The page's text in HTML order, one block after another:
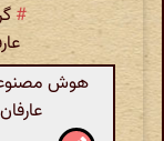
#
هوش